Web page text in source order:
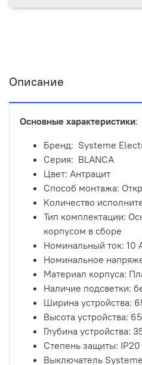
Описание
Основные характеристики:
Бренд: Systeme
Серия: BLANCA
Цвет: Антрацит
Способ монтажа:
Количество
Тип комплектации:
корпусом в сборе
Номинальный ток: 10
Номинальное
Материал корпуса:
Наличие подсветки:
Ширина устройства:
Высота устройства:
Глубина устройства:
Степень защиты: IP20
Выключатель